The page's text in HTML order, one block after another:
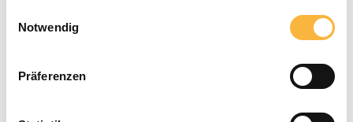
Notwendig
Präferenzen
Quantité de produit : Entrez la
Ajouter au panier
Modes de paiement